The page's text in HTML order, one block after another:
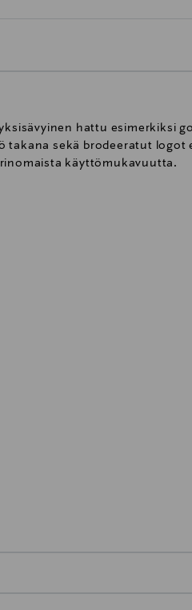
hattu esimerkiksi
takana sekä brodeeratut
käyttömukavuutta.